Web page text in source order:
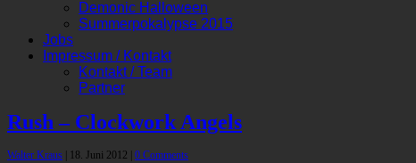
Demonic Halloween
Summerpokalypse 2015
Jobs
Impressum / Kontakt
Kontakt / Team
Partner
Rush – Clockwork Angels
Walter Kraus 18. Juni 2012 0 Comments